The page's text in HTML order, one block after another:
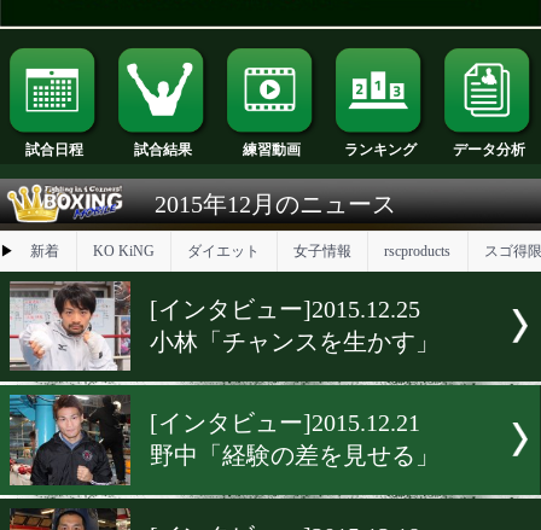
試合日程 試合結果 練習動画 ランキング
2015年12月のニュース
新着 KO KiNG ダイエット 女子情報
[インタビュー]2015.12.25
小林「チャンスを生かす」